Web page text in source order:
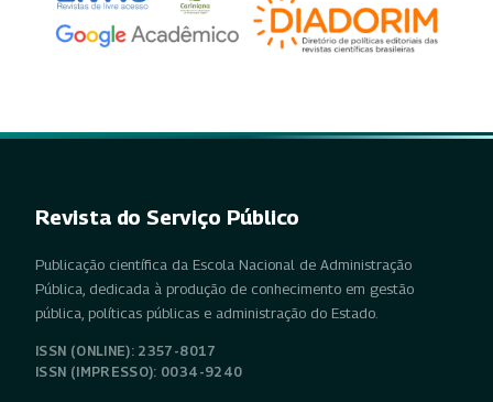
Revista do Serviço Público
Publicação científica da Escola Nacional de Administração
Pública, dedicada à produção de conhecimento em gestão
pública, políticas públicas e administração do Estado.
ISSN (ONLINE): 2357-8017
ISSN (IMPRESSO): 0034-9240